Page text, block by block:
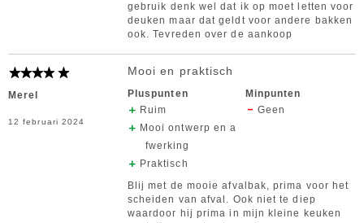
gebruik denk wel dat ik op moet letten voor
deuken maar dat geldt voor andere bakken
ook. Tevreden over de aankoop
Merel
12 februari 2024
Mooi en praktisch
Pluspunten
Ruim
Mooi ontwerp en a
fwerking
Praktisch
Minpunten
Geen
Blij met de mooie afvalbak, prima voor het
scheiden van afval. Ook niet te diep
waardoor hij prima in mijn kleine keuken